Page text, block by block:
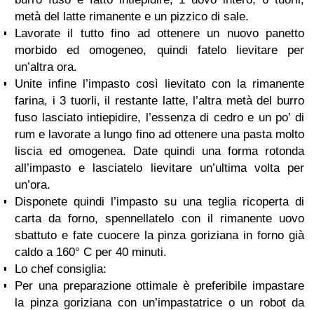
metà del latte rimanente e un pizzico di sale.
Lavorate il tutto fino ad ottenere un nuovo panetto
morbido ed omogeneo, quindi fatelo lievitare per
un’altra ora.
Unite infine l’impasto così lievitato con la rimanente
farina, i 3 tuorli, il restante latte, l’altra metà del burro
fuso lasciato intiepidire, l’essenza di cedro e un po’ di
rum e lavorate a lungo fino ad ottenere una pasta molto
liscia ed omogenea. Date quindi una forma rotonda
all’impasto e lasciatelo lievitare un’ultima volta per
un’ora.
Disponete quindi l’impasto su una teglia ricoperta di
carta da forno, spennellatelo con il rimanente uovo
sbattuto e fate cuocere la pinza goriziana in forno già
caldo a 160° C per 40 minuti.
Lo chef consiglia:
Per una preparazione ottimale è preferibile impastare
la pinza goriziana con un’impastatrice o un robot da